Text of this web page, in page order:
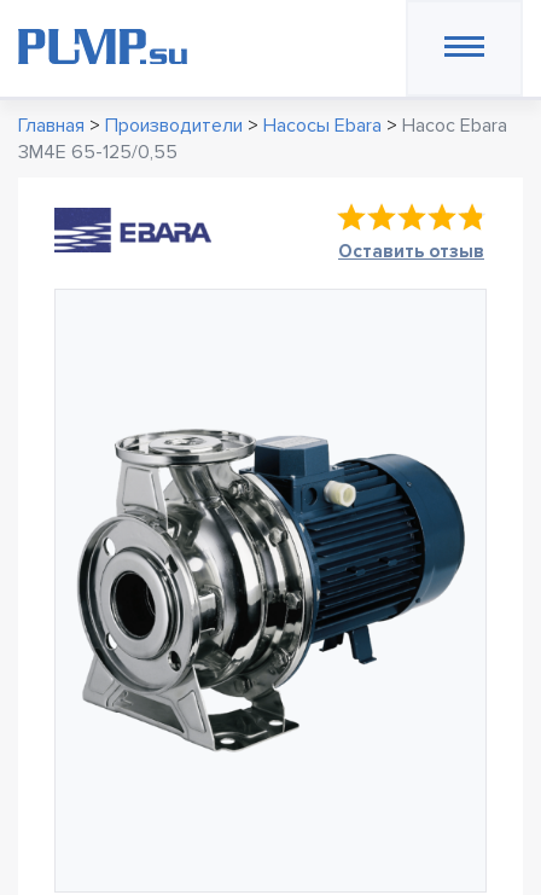
Главная > Производители > Насосы Ebara > Насос Ebara
3M4E 65-125/0,55
Оставить отзыв